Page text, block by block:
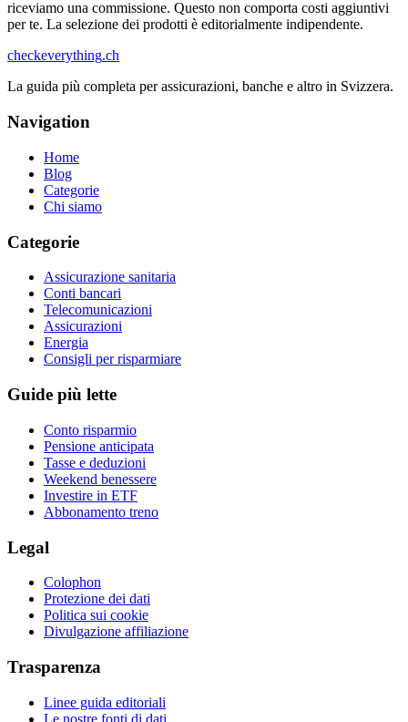
riceviamo una commissione. Questo non comporta costi aggiuntivi
per te. La selezione dei prodotti è editorialmente indipendente.
checkeverything.ch
La guida più completa per assicurazioni, banche e altro in Svizzera.
Navigation
Home
Blog
Categorie
Chi siamo
Categorie
Assicurazione sanitaria
Conti bancari
Telecomunicazioni
Assicurazioni
Energia
Consigli per risparmiare
Guide più lette
Conto risparmio
Pensione anticipata
Tasse e deduzioni
Weekend benessere
Investire in ETF
Abbonamento treno
Legal
Colophon
Protezione dei dati
Politica sui cookie
Divulgazione affiliazione
Trasparenza
Linee guida editoriali
Le nostre fonti di dati